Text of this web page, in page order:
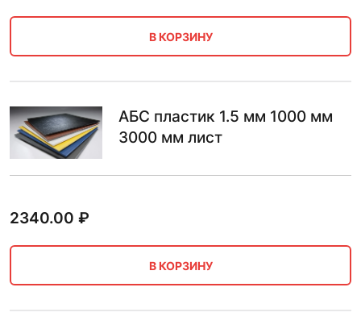
В КОРЗИНУ
АБС пластик 1.5 мм 1000 мм
3000 мм лист
2340.00 ₽
В КОРЗИНУ